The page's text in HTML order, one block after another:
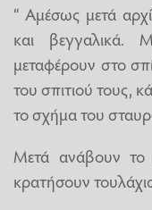
“ Αμέσως μετά
και βεγγαλικά.
μεταφέρουν στο
του σπιτιού τους,
το σχήμα του
Μετά ανάβουν το
κρατήσουν